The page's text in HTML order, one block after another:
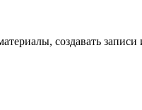
создавать